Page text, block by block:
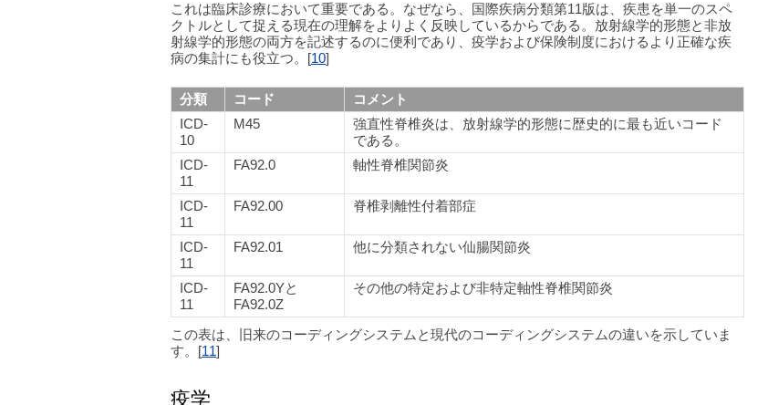
これは臨床診療において重要である。なぜなら、国際疾病分類第11版は、疾患を単一のスペ
クトルとして捉える現在の理解をよりよく反映しているからである。放射線学的形態と非放
射線学的形態の両方を記述するのに便利であり、疫学および保険制度におけるより正確な疾
病の集計にも役立つ。[10]
分類 コード
コメント
ICD-
10
M45
強直性脊椎炎は、放射線学的形態に歴史的に最も近いコード
である。
ICD-
11
FA92.0 軸性脊椎関節炎
ICD-
11
FA92.00 脊椎剥離性付着部症
ICD-
11
FA92.01 他に分類されない仙腸関節炎
ICD-
11
FA92.0Yと
FA92.0Z
その他の特定および非特定軸性脊椎関節炎
この表は、旧来のコーディングシステムと現代のコーディングシステムの違いを示していま
す。[11]
疫学